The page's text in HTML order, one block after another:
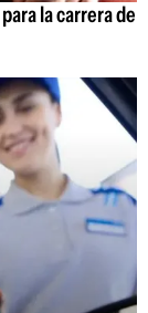
la carrera de